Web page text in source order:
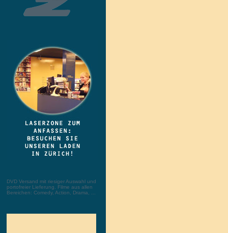
DVD Versand mit riesiger Auswahl und
portofreier Lieferung. Filme aus allen
Bereichen: Comedy, Action, Drama, ...